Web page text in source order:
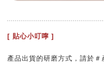
[ 貼心小叮嚀 ]
產品出貨的研磨方式，請於